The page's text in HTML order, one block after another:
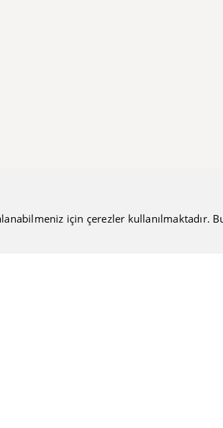
için çerezler kullanılmaktadır. Bu